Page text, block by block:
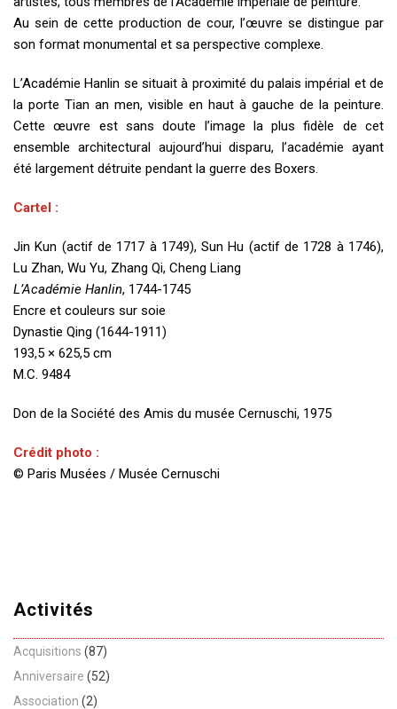
Au sein de cette production de cour, l’œuvre se distingue par
son format monumental et sa perspective complexe.
L’Académie Hanlin se situait à proximité du palais impérial et de
la porte Tian an men, visible en haut à gauche de la peinture.
Cette œuvre est sans doute l’image la plus fidèle de cet
ensemble architectural aujourd’hui disparu, l’académie ayant
été largement détruite pendant la guerre des Boxers.
Cartel :
Jin Kun (actif de 1717 à 1749), Sun Hu (actif de 1728 à 1746),
Lu Zhan, Wu Yu, Zhang Qi, Cheng Liang
L’Académie Hanlin, 1744-1745
Encre et couleurs sur soie
Dynastie Qing (1644-1911)
193,5 × 625,5 cm
M.C. 9484
Don de la Société des Amis du musée Cernuschi, 1975
Crédit photo :
© Paris Musées / Musée Cernuschi
Activités
Acquisitions (87)
Anniversaire (52)
Association (2)